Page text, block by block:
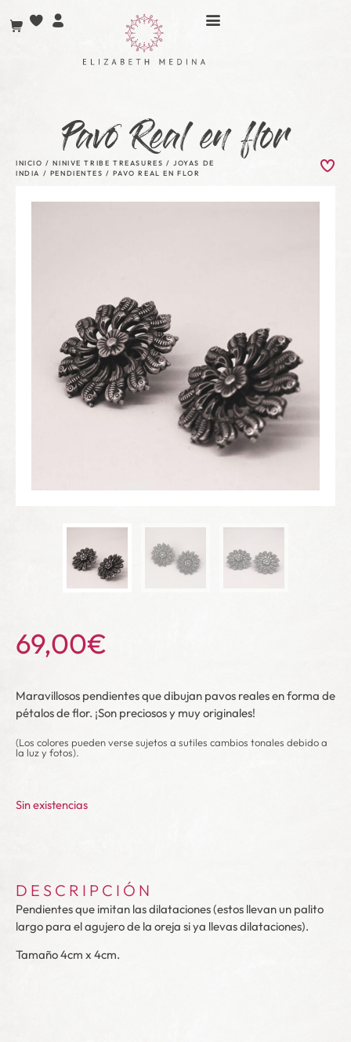
Pavo Real en flor
INICIO /NINIVE TRIBE TREASURES /
JOYAS DE
INDIA / PENDIENTES / PAVO REAL EN FLOR
69,00€
Maravillosos pendientes que dibujan pavos reales en forma de
pétalos de flor. ¡Son preciosos y muy originales!
(Los colores pueden verse sujetos a sutiles cambios tonales debido a
la luz y fotos).
Sin existencias
DESCRIPCIÓN
Pendientes que imitan las dilataciones (estos llevan un palito
largo para el agujero de la oreja si ya llevas dilataciones).
Tamaño 4cm x 4cm.